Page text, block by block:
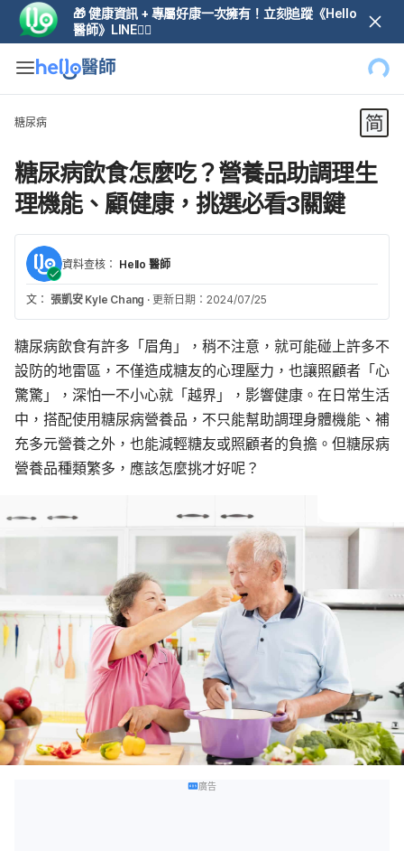
🎁 健康資訊 + 專屬好康一次擁有！立刻追蹤《Hello
醫師》LINE👆🏼
糖尿病
糖尿病飲食怎麼吃？營養品助調理生
理機能、顧健康，挑選必看3關鍵
資料查核： Hello 醫師
文： 張凱安 Kyle Chang · 更新日期：2024/07/25
糖尿病飲食有許多「眉角」，稍不注意，就可能碰上許多不
設防的地雷區，不僅造成糖友的心理壓力，也讓照顧者「心
驚驚」，深怕一不小心就「越界」，影響健康。在日常生活
中，搭配使用糖尿病營養品，不只能幫助調理身體機能、補
充多元營養之外，也能減輕糖友或照顧者的負擔。但糖尿病
營養品種類繁多，應該怎麼挑才好呢？
廣告